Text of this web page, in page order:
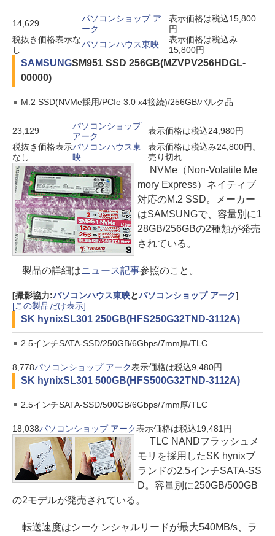
14,629
パソコンショップ ア
ーク
表示価格は税込15,800
円
税抜き価格表示な
し
パソコンハウス東映
表示価格は税込み
15,800円
SAMSUNGSM951 SSD 256GB(MZVPV256HDGL-
00000)
M.2 SSD(NVMe採用/PCIe 3.0 x4接続)/256GB/バルク品
23,129
パソコンショップ
アーク
表示価格は税込24,980円
税抜き価格表示
なし
パソコンハウス東
映
表示価格は税込み24,800円。
売り切れ
NVMe（Non-Volatile Me
mory Express）ネイティブ
対応のM.2 SSD。メーカー
はSAMSUNGで、容量別に1
28GB/256GBの2種類が発売
されている。
製品の詳細はニュース記事参照のこと。
[撮影協力:パソコンハウス東映とパソコンショップ アーク]
[この製品だけ表示]
SK hynixSL301 250GB(HFS250G32TND-3112A)
2.5インチSATA-SSD/250GB/6Gbps/7mm厚/TLC
8,778パソコンショップ アーク表示価格は税込9,480円
SK hynixSL301 500GB(HFS500G32TND-3112A)
2.5インチSATA-SSD/500GB/6Gbps/7mm厚/TLC
18,038パソコンショップ アーク表示価格は税込19,481円
TLC NANDフラッシュメ
モリを採用したSK hynixブ
ランドの2.5インチSATA-SS
D。容量別に250GB/500GB
の2モデルが発売されている。
転送速度はシーケンシャルリードが最大540MB/s、ラ